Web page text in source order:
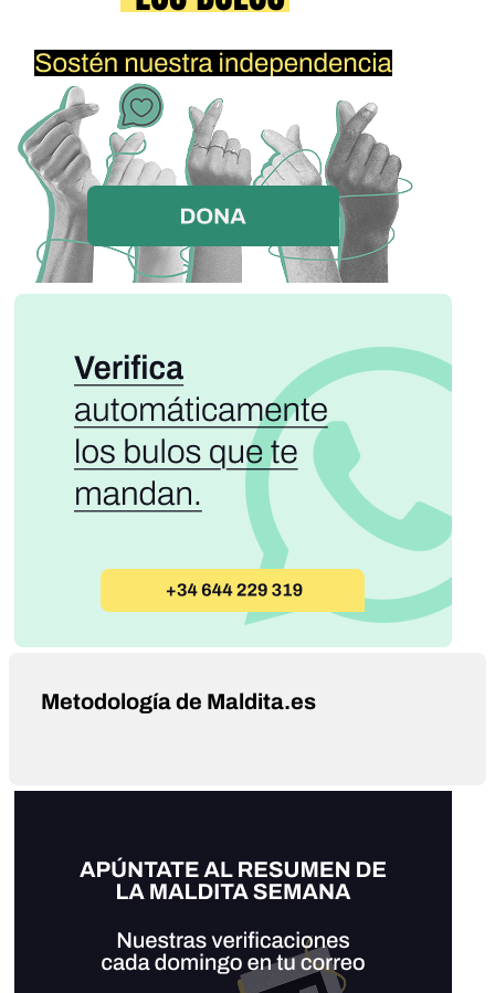
Metodología de Maldita.es